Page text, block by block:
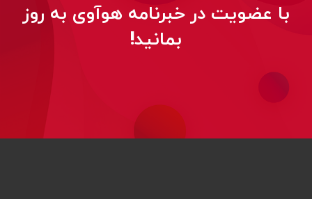
با عضویت در خبرنامه هوآوی به روز
بمانید!